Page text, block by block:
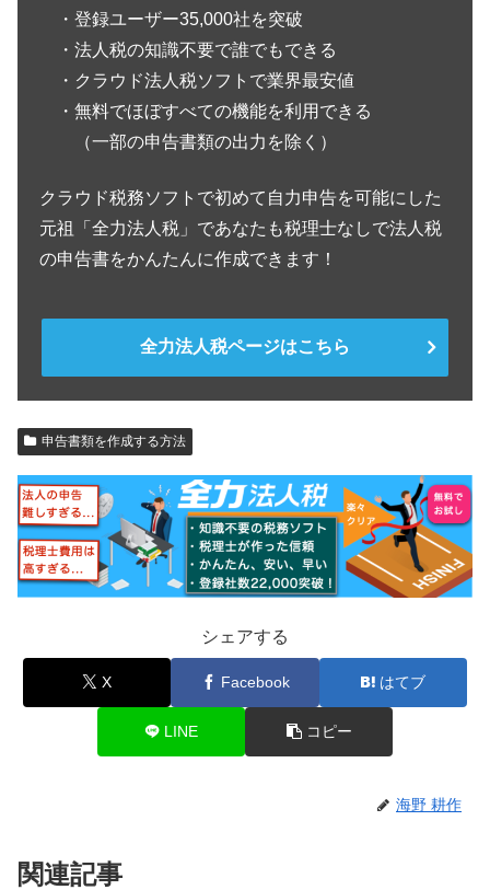
・登録ユーザー35,000社を突破
・法人税の知識不要で誰でもできる
・クラウド法人税ソフトで業界最安値
・無料でほぼすべての機能を利用できる
（一部の申告書類の出力を除く）
クラウド税務ソフトで初めて自力申告を可能にした
元祖「全力法人税」であなたも税理士なしで法人税
の申告書をかんたんに作成できます！
全力法人税ページはこちら
申告書類を作成する方法
シェアする
X Facebook はてブ
LINE コピー
海野 耕作
関連記事